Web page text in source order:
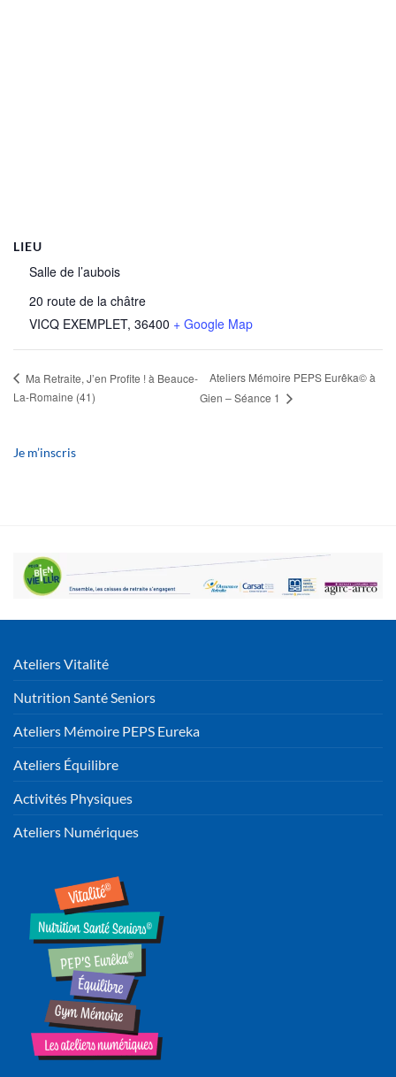
LIEU
Salle de l’aubois
20 route de la châtre
VICQ EXEMPLET, 36400 + Google Map
Ma Retraite, J’en Profite ! à Beauce-
La-Romaine (41)
Ateliers Mémoire PEPS Eurêka© à
Gien – Séance 1
Je m’inscris
Ateliers Vitalité
Nutrition Santé Seniors
Ateliers Mémoire PEPS Eureka
Ateliers Équilibre
Activités Physiques
Ateliers Numériques